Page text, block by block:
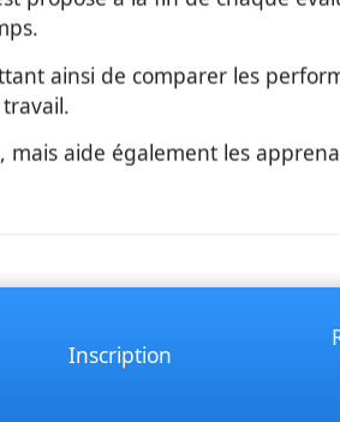
ainsi de comparer les
aide également les